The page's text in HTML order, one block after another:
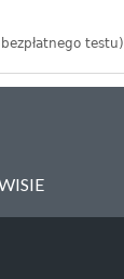
testu)